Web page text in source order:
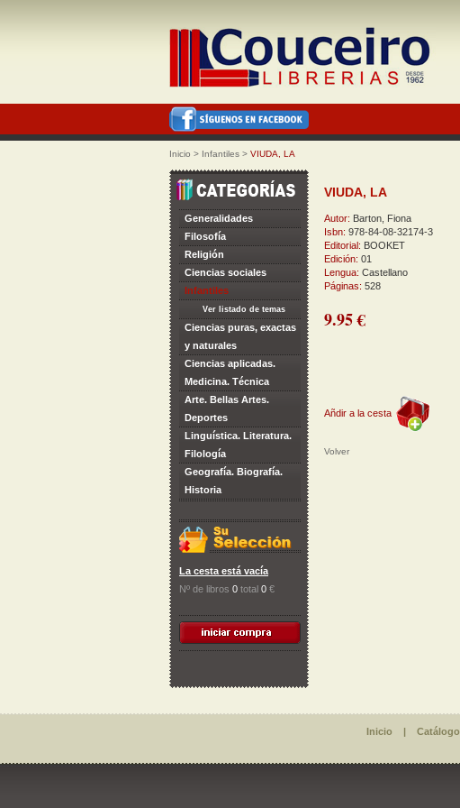
Inicio > Infantiles > VIUDA, LA
Generalidades
Filosofía
Religión
Ciencias sociales
Infantiles
Ver listado de temas
Ciencias puras, exactas
y naturales
Ciencias aplicadas.
Medicina. Técnica
Arte. Bellas Artes.
Deportes
Linguística. Literatura.
Filología
Geografía. Biografía.
Historia
La cesta está vacía
Nº de libros 0 total 0 €
VIUDA, LA
Autor: Barton, Fiona
Isbn: 978-84-08-32174-3
Editorial: BOOKET
Edición: 01
Lengua: Castellano
Páginas: 528
9.95 €
Añdir a la cesta
Volver
Inicio | Catálogo